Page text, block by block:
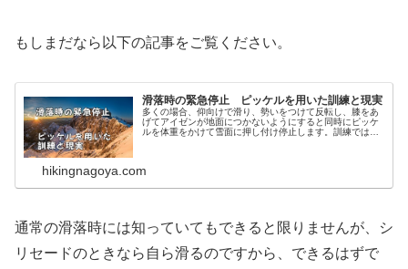
もしまだなら以下の記事をご覧ください。
滑落時の緊急停止 ピッケルを用いた訓練と現実
多くの場合、仰向けで滑り、勢いをつけて反転し、膝をあ
げてアイゼンが地面につかないようにすると同時にピッケ
ルを体重をかけて雪面に押し付け停止します。訓練では怪
hikingnagoya.com
通常の滑落時には知っていてもできると限りませんが、シ
リセードのときなら自ら滑るのですから、できるはずで